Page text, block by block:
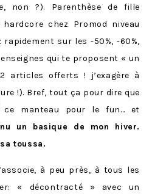
non ?). Parenthèse de fille
chez Promod niveau
sur les -50%, -60%,
qui te proposent « un
articles offerts ! j’exagère à
!). Bref, tout ça pour dire que
ce manteau pour le fun… et
un basique de mon hiver.
toussa.
à peu près, à tous les
« décontracté » avec un